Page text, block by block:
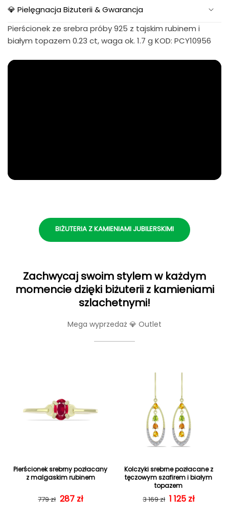
💎 Pielęgnacja Biżuterii & Gwarancja
Pierścionek ze srebra próby 925 z tajskim rubinem i
białym topazem 0.23 ct, waga ok. 1.7 g KOD: PCY10956
BIŻUTERIA Z KAMIENIAMI JUBILERSKIMI
Zachwycaj swoim stylem w każdym
momencie dzięki biżuterii z kamieniami
szlachetnymi!
Mega wyprzedaż 💎 Outlet
Pierścionek srebrny pozłacany
z malgaskim rubinem
Cena regularna
779 zł Cena sprzedaży
287 zł
Kolczyki srebrne pozłacane z
tęczowym szafirem i białym
topazem
Cena
3 169 zł Cena
1 125 zł